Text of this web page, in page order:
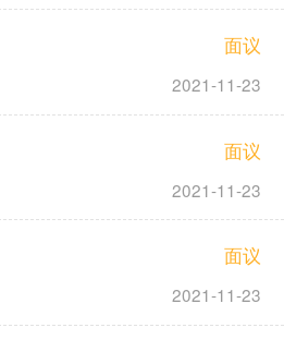
面议
2021-11-23
面议
2021-11-23
面议
2021-11-23